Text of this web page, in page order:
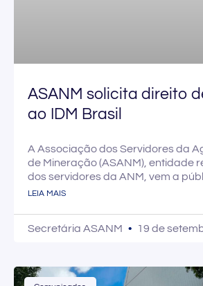
ASANM solicita direito
ao IDM Brasil
A Associação dos Servidores da
de Mineração (ASANM), entidade
dos servidores da ANM, vem a
LEIA MAIS
Secretária ASANM 19 de